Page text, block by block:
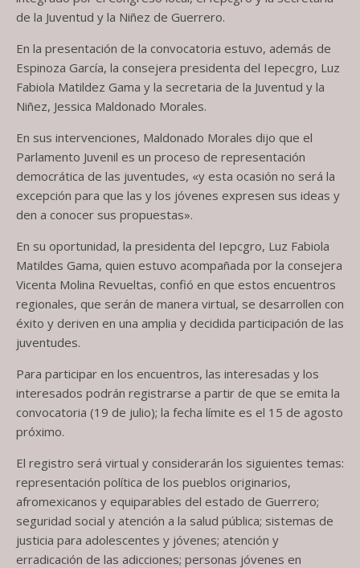
de la Juventud y la Niñez de Guerrero.
En la presentación de la convocatoria estuvo, además de
Espinoza García, la consejera presidenta del Iepecgro, Luz
Fabiola Matildez Gama y la secretaria de la Juventud y la
Niñez, Jessica Maldonado Morales.
En sus intervenciones, Maldonado Morales dijo que el
Parlamento Juvenil es un proceso de representación
democrática de las juventudes, «y esta ocasión no será la
excepción para que las y los jóvenes expresen sus ideas y
den a conocer sus propuestas».
En su oportunidad, la presidenta del Iepcgro, Luz Fabiola
Matildes Gama, quien estuvo acompañada por la consejera
Vicenta Molina Revueltas, confió en que estos encuentros
regionales, que serán de manera virtual, se desarrollen con
éxito y deriven en una amplia y decidida participación de las
juventudes.
Para participar en los encuentros, las interesadas y los
interesados podrán registrarse a partir de que se emita la
convocatoria (19 de julio); la fecha límite es el 15 de agosto
próximo.
El registro será virtual y considerarán los siguientes temas:
representación política de los pueblos originarios,
afromexicanos y equiparables del estado de Guerrero;
seguridad social y atención a la salud pública; sistemas de
justicia para adolescentes y jóvenes; atención y
erradicación de las adicciones; personas jóvenes en